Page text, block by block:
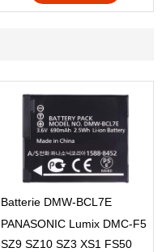
Batterie DMW-BCL7E
PANASONIC Lumix DMC-F5
SZ9 SZ10 SZ3 XS1 FS50